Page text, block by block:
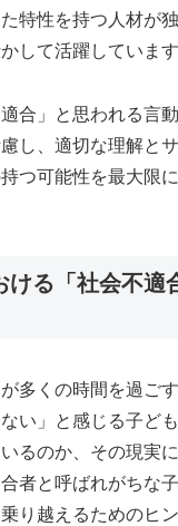
特性を持つ人材が
して活躍しています
合」と思われる言
し、適切な理解と
つ可能性を最大限
ける「社会不適
多くの時間を過ご
い」と感じる子ど
るのか、その現実
者と呼ばれがちな
り越えるためのヒ